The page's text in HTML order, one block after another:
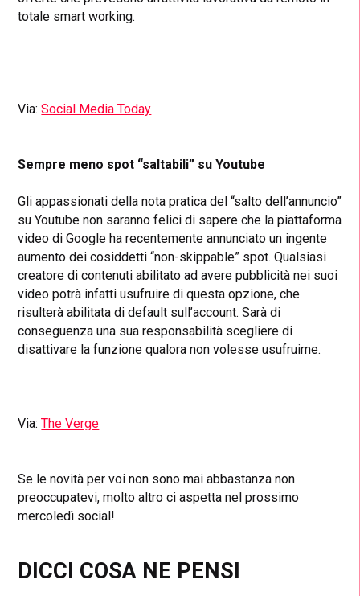
totale smart working.
Via:Social Media Today
Sempre meno spot “saltabili” su Youtube
Gli appassionati della nota pratica del “salto dell’annuncio”
su Youtube non saranno felici di sapere che la piattaforma
video di Google ha recentemente annunciato un ingente
aumento dei cosiddetti “non-skippable” spot. Qualsiasi
creatore di contenuti abilitato ad avere pubblicità nei suoi
video potrà infatti usufruire di questa opzione, che
risulterà abilitata di default sull’account. Sarà di
conseguenza una sua responsabilità scegliere di
disattivare la funzione qualora non volesse usufruirne.
Via:The Verge
Se le novità per voi non sono mai abbastanza non
preoccupatevi, molto altro ci aspetta nel prossimo
mercoledì social!
DICCI COSA NE PENSI